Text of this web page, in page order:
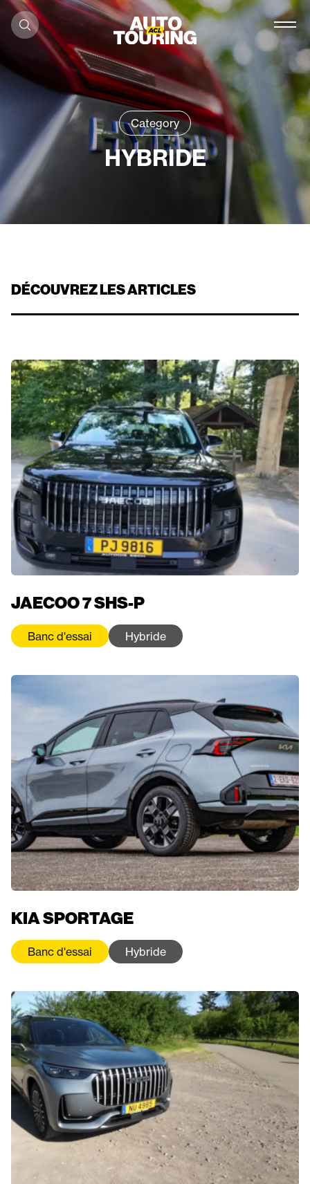
Aller au contenu
Category
HYBRIDE
DÉCOUVREZ LES ARTICLES
JAECOO 7 SHS-P
Banc d'essai Hybride
KIA SPORTAGE
Banc d'essai Hybride